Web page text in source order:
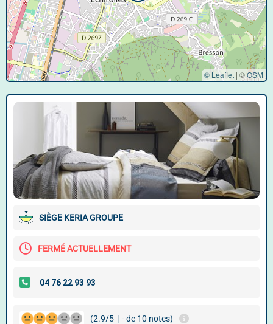
© Leaflet | ©OSM
SIÈGE KERIA GROUPE
FERMÉ ACTUELLEMENT
(2.9/5 | - de 10 notes)